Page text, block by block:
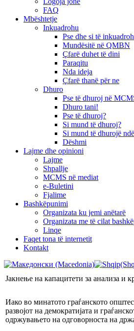
FAQ
Mbështetje
Inkuadrohu
Pse dhe si të
Mundësitë në QMBN
Çfarë duhet të dini
Paraqitu
Nda ideja
Çfarë thanë për ne
Dhuro
Pse të dhuroj në
Dhuro tani!
Pse të dhuroj?
Si mund të dhuroj?
Si mund të dhurojë
Dëshmi
Lajme dhe opinioni
Lajme
Shpallje
MCMS në mediat
e-Buletini
Fjalime
Bashkëpunimi
Organizata ku jemi anëtarë
Organizata me të cilat
Linqe
Faqet tona të internetit
Kontakt
Јакнење на капацитети за анализа и
Иако во минатото граѓанското
развојот на демократијата и
одржувањето на одговорноста на